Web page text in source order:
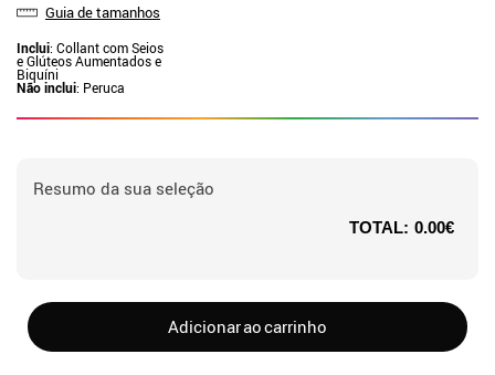
Guia de tamanhos
Inclui: Collant com Seios
e Glúteos Aumentados e
Biquíni
Não inclui: Peruca
Resumo da sua seleção
TOTAL: 0.00€
Adicionar ao carrinho